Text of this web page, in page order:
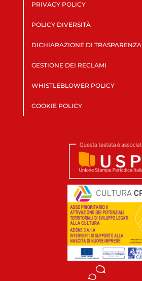
PRIVACY POLICY
POLICY DIVERSITÀ
DICHIARAZIONE DI TRASPARENZA
GESTIONE DEI RECLAMI
WHISTLEBLOWER POLICY
COOKIE POLICY